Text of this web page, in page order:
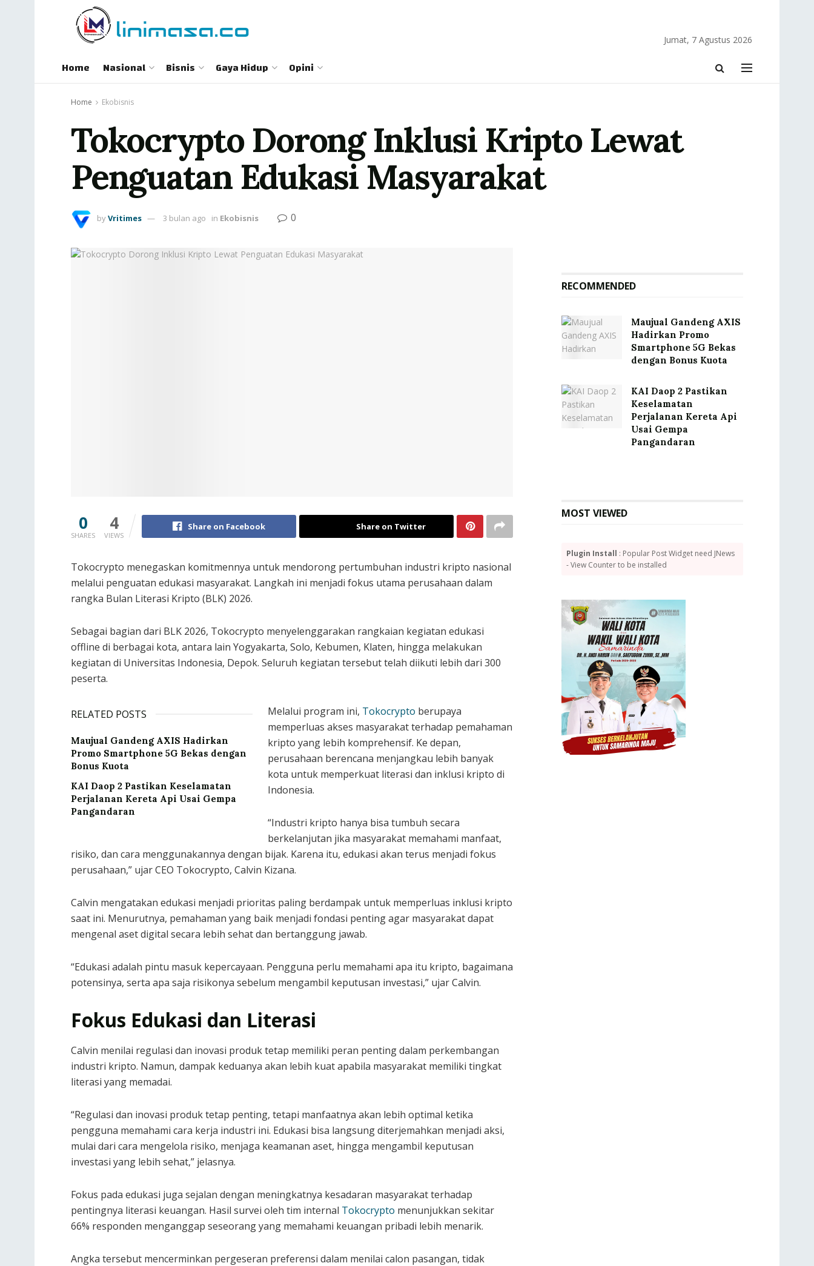
Jumat, 7 Agustus 2026
Home Nasional Bisnis Gaya Hidup Opini
Home Ekobisnis
Tokocrypto Dorong Inklusi Kripto Lewat
Penguatan Edukasi Masyarakat
byVritimes 3 bulan ago in Ekobisnis 0
0
SHARES
4
VIEWS
Share on Facebook Share on Twitter
Tokocrypto menegaskan komitmennya untuk mendorong pertumbuhan industri kripto nasional
melalui penguatan edukasi masyarakat. Langkah ini menjadi fokus utama perusahaan dalam
rangka Bulan Literasi Kripto (BLK) 2026.
Sebagai bagian dari BLK 2026, Tokocrypto menyelenggarakan rangkaian kegiatan edukasi
offline di berbagai kota, antara lain Yogyakarta, Solo, Kebumen, Klaten, hingga melakukan
kegiatan di Universitas Indonesia, Depok. Seluruh kegiatan tersebut telah diikuti lebih dari 300
peserta.
RELATED POSTS
Maujual Gandeng AXIS Hadirkan
Promo Smartphone 5G Bekas dengan
Bonus Kuota
KAI Daop 2 Pastikan Keselamatan
Perjalanan Kereta Api Usai Gempa
Pangandaran
Melalui program ini, Tokocrypto berupaya
memperluas akses masyarakat terhadap pemahaman
kripto yang lebih komprehensif. Ke depan,
perusahaan berencana menjangkau lebih banyak
kota untuk memperkuat literasi dan inklusi kripto di
Indonesia.
“Industri kripto hanya bisa tumbuh secara
berkelanjutan jika masyarakat memahami manfaat,
risiko, dan cara menggunakannya dengan bijak. Karena itu, edukasi akan terus menjadi fokus
perusahaan,” ujar CEO Tokocrypto, Calvin Kizana.
Calvin mengatakan edukasi menjadi prioritas paling berdampak untuk memperluas inklusi kripto
saat ini. Menurutnya, pemahaman yang baik menjadi fondasi penting agar masyarakat dapat
mengenal aset digital secara lebih sehat dan bertanggung jawab.
“Edukasi adalah pintu masuk kepercayaan. Pengguna perlu memahami apa itu kripto, bagaimana
potensinya, serta apa saja risikonya sebelum mengambil keputusan investasi,” ujar Calvin.
Fokus Edukasi dan Literasi
Calvin menilai regulasi dan inovasi produk tetap memiliki peran penting dalam perkembangan
industri kripto. Namun, dampak keduanya akan lebih kuat apabila masyarakat memiliki tingkat
literasi yang memadai.
“Regulasi dan inovasi produk tetap penting, tetapi manfaatnya akan lebih optimal ketika
pengguna memahami cara kerja industri ini. Edukasi bisa langsung diterjemahkan menjadi aksi,
mulai dari cara mengelola risiko, menjaga keamanan aset, hingga mengambil keputusan
investasi yang lebih sehat,” jelasnya.
Fokus pada edukasi juga sejalan dengan meningkatnya kesadaran masyarakat terhadap
pentingnya literasi keuangan. Hasil survei oleh tim internal Tokocrypto menunjukkan sekitar
66% responden menganggap seseorang yang memahami keuangan pribadi lebih menarik.
Angka tersebut mencerminkan pergeseran preferensi dalam menilai calon pasangan, tidak
RECOMMENDED
Maujual Gandeng AXIS
Hadirkan Promo
Smartphone 5G Bekas
dengan Bonus Kuota
KAI Daop 2 Pastikan
Keselamatan
Perjalanan Kereta Api
Usai Gempa
Pangandaran
MOST VIEWED
Plugin Install : Popular Post Widget need JNews
- View Counter to be installed